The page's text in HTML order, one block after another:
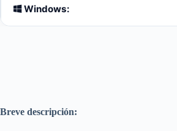
Windows:
Breve descripción: